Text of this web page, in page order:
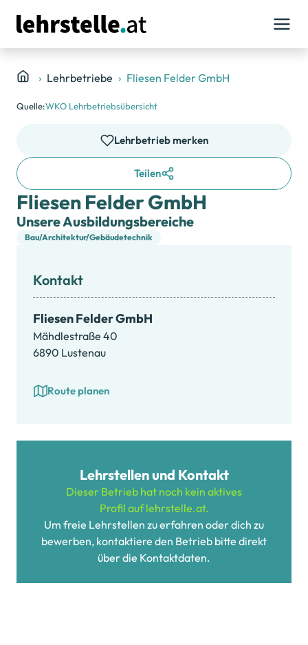
Lehrbetriebe Fliesen Felder GmbH
Quelle:WKO Lehrbetriebsübersicht
Lehrbetrieb merken
Teilen
Fliesen Felder GmbH
Unsere Ausbildungsbereiche
Bau/Architektur/Gebäudetechnik
Kontakt
Fliesen Felder GmbH
Mähdlestraße 40
6890 Lustenau
Route planen
Lehrstellen und Kontakt
Dieser Betrieb hat noch kein aktives
Profil auf lehrstelle.at.
Um freie Lehrstellen zu erfahren oder dich zu
bewerben, kontaktiere den Betrieb bitte direkt
über die Kontaktdaten.